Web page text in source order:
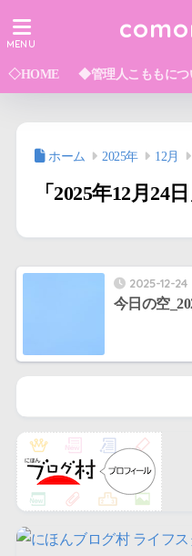
◇HOME ◆管理人こももにつ
ホーム 2025年 12月
「2025年12月24
2025-12-24
今日の空